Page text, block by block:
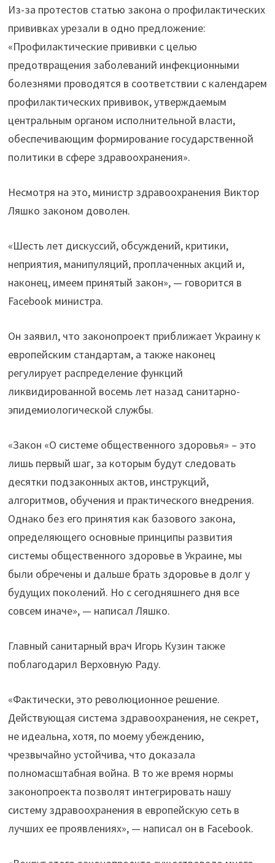
Из-за протестов статью закона о профилактических
прививках урезали в одно предложение:
«Профилактические прививки с целью
предотвращения заболеваний инфекционными
болезнями проводятся в соответствии с календарем
профилактических прививок, утверждаемым
центральным органом исполнительной власти,
обеспечивающим формирование государственной
политики в сфере здравоохранения».
Несмотря на это, министр здравоохранения Виктор
Ляшко законом доволен.
«Шесть лет дискуссий, обсуждений, критики,
неприятия, манипуляций, проплаченных акций и,
наконец, имеем принятый закон», — говорится в
Facebook министра.
Он заявил, что законопроект приближает Украину к
европейским стандартам, а также наконец
регулирует распределение функций
ликвидированной восемь лет назад санитарно-
эпидемиологической службы.
«Закон «О системе общественного здоровья» – это
лишь первый шаг, за которым будут следовать
десятки подзаконных актов, инструкций,
алгоритмов, обучения и практического внедрения.
Однако без его принятия как базового закона,
определяющего основные принципы развития
системы общественного здоровье в Украине, мы
были обречены и дальше брать здоровье в долг у
будущих поколений. Но с сегодняшнего дня все
совсем иначе», — написал Ляшко.
Главный санитарный врач Игорь Кузин также
поблагодарил Верховную Раду.
«Фактически, это революционное решение.
Действующая система здравоохранения, не секрет,
не идеальна, хотя, по моему убеждению,
чрезвычайно устойчива, что доказала
полномасштабная война. В то же время нормы
законопроекта позволят интегрировать нашу
систему здравоохранения в европейскую сеть в
лучших ее проявлениях», — написал он в Facebook.